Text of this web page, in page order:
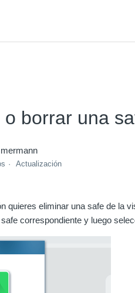
o borrar una
Actualización
quieres eliminar una safe de la
correspondiente y luego